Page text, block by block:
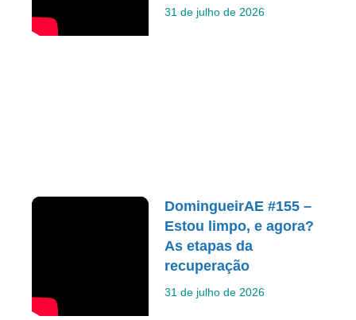
31 de julho de 2026
DomingueirAE #155 –
Estou limpo, e agora?
As etapas da
recuperação
31 de julho de 2026